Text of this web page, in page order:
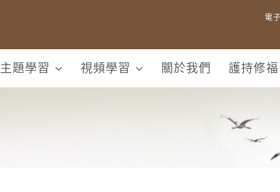
電
主題學習 視頻學習 關於我們 護持修福